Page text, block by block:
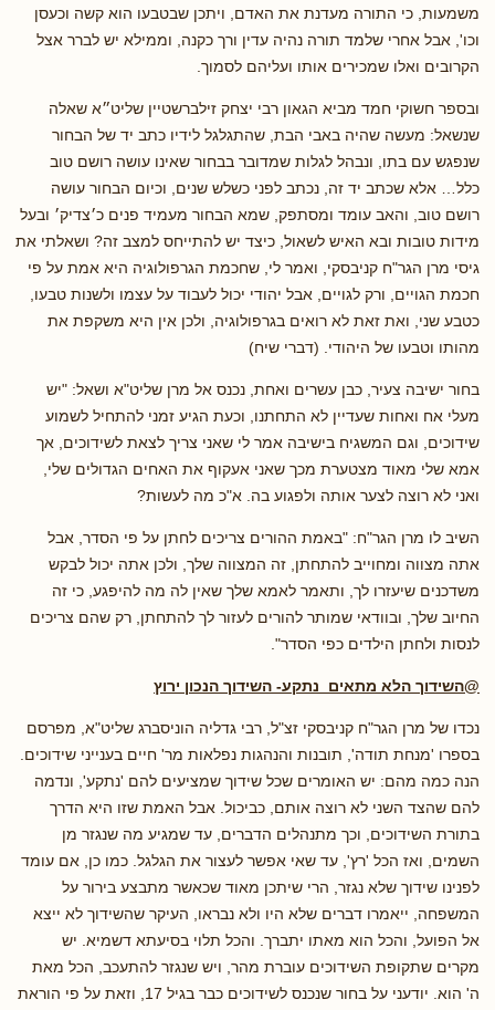
משמעות, כי התורה מעדנת את האדם, ויתכן שבטבעו הוא קשה וכעסן
וכו', אבל אחרי שלמד תורה נהיה עדין ורך כקנה, וממילא יש לברר אצל
הקרובים ואלו שמכירים אותו ועליהם לסמוך.
ובספר חשוקי חמד מביא הגאון רבי יצחק זילברשטיין שליט״א שאלה
שנשאל: מעשה שהיה באבי הבת, שהתגלגל לידיו כתב יד של הבחור
שנפגש עם בתו, ונבהל לגלות שמדובר בבחור שאינו עושה רושם טוב
כלל… אלא שכתב יד זה, נכתב לפני כשלש שנים, וכיום הבחור עושה
רושם טוב, והאב עומד ומסתפק, שמא הבחור מעמיד פנים כ׳צדיק׳ ובעל
מידות טובות ובא האיש לשאול, כיצד יש להתייחס למצב זה? ושאלתי את
גיסי מרן הגר"ח קניבסקי, ואמר לי, שחכמת הגרפולוגיה היא אמת על פי
חכמת הגויים, ורק לגויים, אבל יהודי יכול לעבוד על עצמו ולשנות טבעו,
כטבע שני, ואת זאת לא רואים בגרפולוגיה, ולכן אין היא משקפת את
מהותו וטבעו של היהודי. (דברי שיח)
בחור ישיבה צעיר, כבן עשרים ואחת, נכנס אל מרן שליט"א ושאל: "יש
מעלי אח ואחות שעדיין לא התחתנו, וכעת הגיע זמני להתחיל לשמוע
שידוכים, וגם המשגיח בישיבה אמר לי שאני צריך לצאת לשידוכים, אך
אמא שלי מאוד מצטערת מכך שאני אעקוף את האחים הגדולים שלי,
ואני לא רוצה לצער אותה ולפגוע בה. א"כ מה לעשות?
השיב לו מרן הגר"ח: "באמת ההורים צריכים לחתן על פי הסדר, אבל
אתה מצווה ומחוייב להתחתן, זה המצווה שלך, ולכן אתה יכול לבקש
משדכנים שיעזרו לך, ותאמר לאמא שלך שאין לה מה להיפגע, כי זה
החיוב שלך, ובוודאי שמותר להורים לעזור לך להתחתן, רק שהם צריכים
לנסות ולחתן הילדים כפי הסדר".
@השידוך הלא מתאים נתקע- השידוך הנכון ירוץ
נכדו של מרן הגר"ח קניבסקי זצ"ל, רבי גדליה הוניסברג שליט"א, מפרסם
בספרו 'מנחת תודה', תובנות והנהגות נפלאות מר' חיים בענייני שידוכים.
הנה כמה מהם: יש האומרים שכל שידוך שמציעים להם 'נתקע', ונדמה
להם שהצד השני לא רוצה אותם, כביכול. אבל האמת שזו היא הדרך
בתורת השידוכים, וכך מתנהלים הדברים, עד שמגיע מה שנגזר מן
השמים, ואז הכל 'רץ', עד שאי אפשר לעצור את הגלגל. כמו כן, אם עומד
לפנינו שידוך שלא נגזר, הרי שיתכן מאוד שכאשר מתבצע בירור על
המשפחה, ייאמרו דברים שלא היו ולא נבראו, העיקר שהשידוך לא ייצא
אל הפועל, והכל הוא מאתו יתברך. והכל תלוי בסיעתא דשמיא. יש
מקרים שתקופת השידוכים עוברת מהר, ויש שנגזר להתעכב, הכל מאת
ה' הוא. יודעני על בחור שנכנס לשידוכים כבר בגיל 17, וזאת על פי הוראת